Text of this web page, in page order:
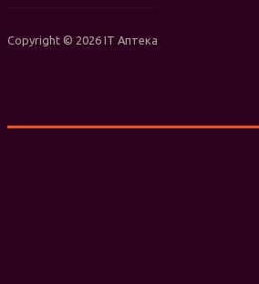
Copyright © 2026 IT Аптека